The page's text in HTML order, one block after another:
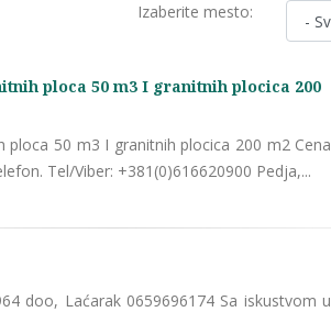
Izaberite mesto:
ploca 50 m3 I granitnih plocica 200
ploca 50 m3 I granitnih plocica 200 m2 Cena
Tel/Viber: +381(0)616620900 Pedja,...
doo, Laćarak 0659696174 Sa iskustvom u